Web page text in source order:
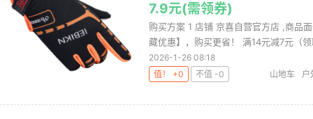
7.9元(需领券)
购买方案 1 店铺 京喜自营官方店 ,商品
藏优惠】，购买更省！ 满14元减7元（
2026-1-26 08:18
值！ +0
不值 -0 山地车 户